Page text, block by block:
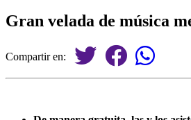
Gran velada de música
Compartir en: